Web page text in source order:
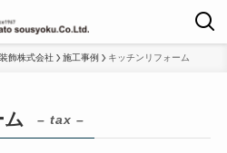
飾株式会社 施工事例 キッチンリフォーム
– tax –